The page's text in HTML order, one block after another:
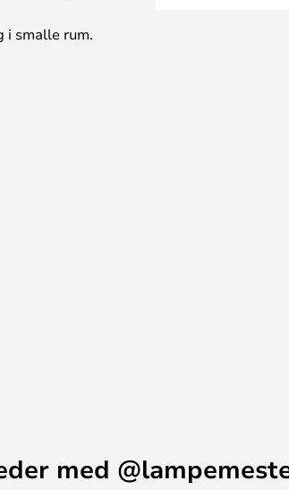
i smalle rum.
Berenice til
, bord- og
med